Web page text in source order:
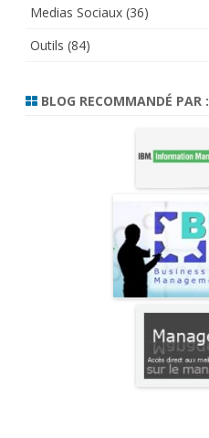
Medias Sociaux (36)
Outils (84)
BLOG RECOMMANDÉ PAR :